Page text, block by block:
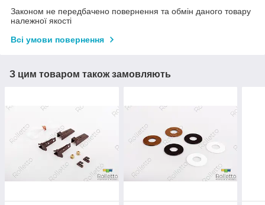
Законом не передбачено повернення та обмін даного товару
належної якості
Всі умови повернення
З цим товаром також замовляють